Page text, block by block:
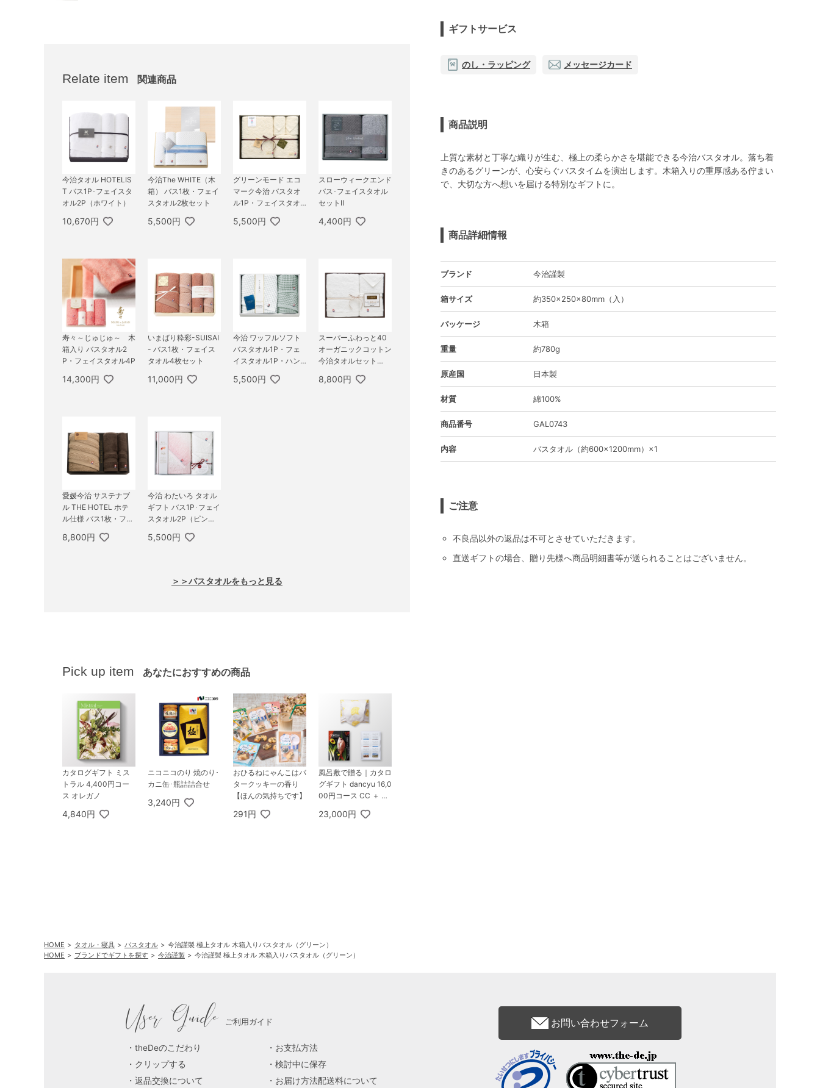
Relate item 関連商品
今治タオル HOTELIS
T バス1P･フェイスタ
オル2P（ホワイト）
10,670円
今治The WHITE（木
箱） バス1枚・フェイ
スタオル2枚セット
5,500円
グリーンモード エコ
マーク今治 バスタオ
ル1P・フェイスタオ
オル2P
5,500円
スローウィークエンド
バス･フェイスタオル
セットII
4,400円
寿々～じゅじゅ～ 木
箱入り バスタオル2
P・フェイスタオル4P
14,300円
いまばり粋彩-SUISAI
- バス1枚・フェイス
タオル4枚セット
11,000円
今治 ワッフルソフト
バスタオル1P・フェ
イスタオル1P・ハン
5,500円
スーパーふわっと40
オーガニックコットン
今治タオルセット
8,800円
愛媛今治 サステナブ
ル THE HOTEL ホテ
ル仕様 バス1枚・フェ
ル1枚セット
8,800円
今治 わたいろ タオル
ギフト バス1P･フェイ
スタオル2P（ピン
5,500円
＞＞バスタオルをもっと見る
Pick up item あなたにおすすめの商品
カタログギフト ミス
トラル 4,400円コー
ス オレガノ
4,840円
ニコニコのり 焼のり･
カニ缶･瓶詰詰合せ
3,240円
おひるねにゃんこはバ
タークッキーの香り
【ほんの気持ちです】
291円
風呂敷で贈る｜カタロ
グギフト dancyu 16,0
00円コース CC ＋ CL
イムギフト
23,000円
ギフトサービス
のし・ラッピング メッセージカード
商品説明
上質な素材と丁寧な織りが生む、極上の柔らかさを堪能できる今治バスタオル。落ち着
きのあるグリーンが、心安らぐバスタイムを演出します。木箱入りの重厚感ある佇まい
で、大切な方へ想いを届ける特別なギフトに。
商品詳細情報
ブランド 今治謹製
箱サイズ 約350×250×80mm（入）
パッケージ 木箱
重量 約780g
原産国 日本製
材質 綿100%
商品番号 GAL0743
内容 バスタオル（約600×1200mm）×1
ご注意
不良品以外の返品は不可とさせていただきます。
直送ギフトの場合、贈り先様へ商品明細書等が送られることはございません。
HOME タオル・寝具 バスタオル
今治謹製 極上タオル 木箱入りバスタオル（グリーン）
HOME
ブランドでギフトを探す 今治謹製 今治謹製 極上タオル 木箱入りバスタオル（グリーン）
User Guide ご利用ガイド
theDeのこだわり
お支払方法
クリップする
検討中に保存
返品交換について
お届け方法配送料について
お問い合わせフォーム